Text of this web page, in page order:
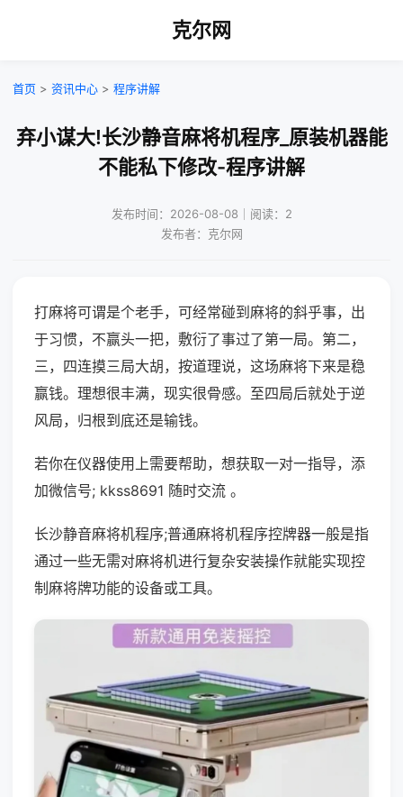
克尔网
首页 > 资讯中心 > 程序讲解
弃小谋大!长沙静音麻将机程序_原装机器能
不能私下修改-程序讲解
发布时间：2026-08-08｜阅读：2
发布者：克尔网
打麻将可谓是个老手，可经常碰到麻将的斜乎事，出
于习惯，不赢头一把，敷衍了事过了第一局。第二，
三，四连摸三局大胡，按道理说，这场麻将下来是稳
赢钱。理想很丰满，现实很骨感。至四局后就处于逆
风局，归根到底还是输钱。
若你在仪器使用上需要帮助，想获取一对一指导，添
加微信号; kkss8691 随时交流 。
长沙静音麻将机程序;普通麻将机程序控牌器一般是指
通过一些无需对麻将机进行复杂安装操作就能实现控
制麻将牌功能的设备或工具。